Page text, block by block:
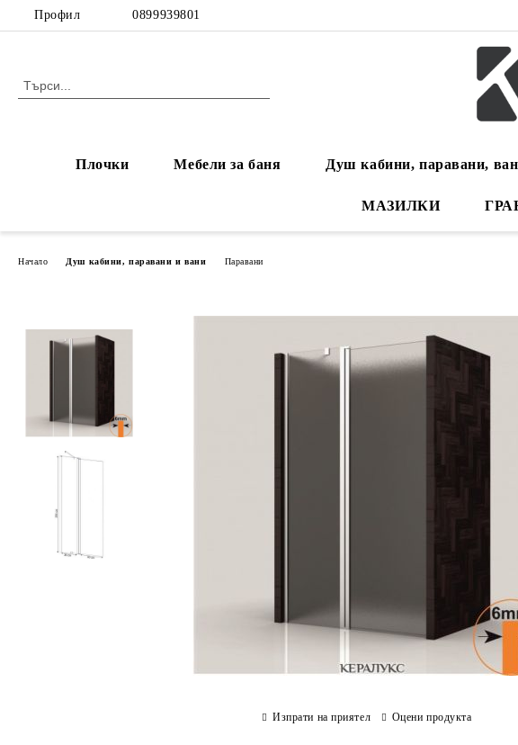
Профил 0899939801
Плочки Мебели за баня Душ кабини, паравани,
МАЗИЛКИ
Начало Душ кабини, паравани и вани Паравани
Изпрати на приятел Оцени продукта